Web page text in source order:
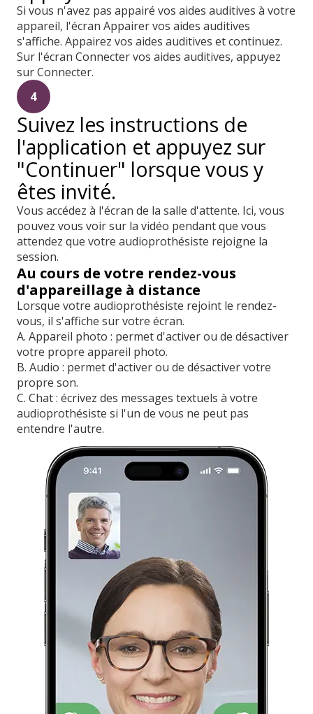
Si vous n'avez pas appairé vos aides auditives à votre
appareil, l'écran Appairer vos aides auditives
s'affiche. Appairez vos aides auditives et continuez.
Sur l'écran Connecter vos aides auditives, appuyez
sur Connecter.
4
Suivez les instructions de
l'application et appuyez sur
"Continuer" lorsque vous y
êtes invité.
Vous accédez à l'écran de la salle d'attente. Ici, vous
pouvez vous voir sur la vidéo pendant que vous
attendez que votre audioprothésiste rejoigne la
session.
Au cours de votre rendez-vous
d'appareillage à distance
Lorsque votre audioprothésiste rejoint le rendez-
vous, il s'affiche sur votre écran.
A. Appareil photo : permet d'activer ou de désactiver
votre propre appareil photo.
B. Audio : permet d'activer ou de désactiver votre
propre son.
C. Chat : écrivez des messages textuels à votre
audioprothésiste si l'un de vous ne peut pas
entendre l'autre.